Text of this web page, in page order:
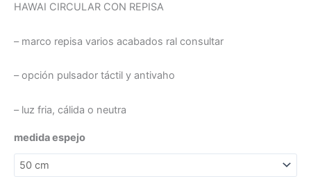
HAWAI CIRCULAR CON REPISA
– marco repisa varios acabados ral consultar
– opción pulsador táctil y antivaho
– luz fria, cálida o neutra
medida espejo